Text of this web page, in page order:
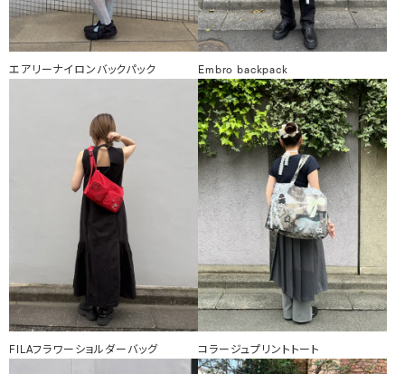
エアリーナイロンバックパック Embro backpack
FILAフラワーショルダーバッグ コラージュプリントトート